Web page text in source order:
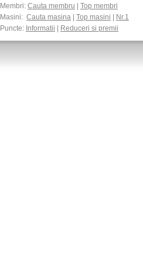
Membri: Cauta membru
Top membri
Masini: Cauta masina Top masini
Nr.1
Puncte: Informatii Reduceri si premii